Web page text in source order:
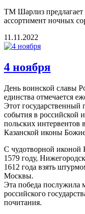
ТМ Шарлиз
ассортимент ночных
11.11.2022
4 ноября
День воинской славы
единства отмечается
Этот государственный
события в
польских
Казанской иконы
С чудотворной иконой
1579 году,
1612 года взять
Москвы.
Эта победа
российского
почитания.